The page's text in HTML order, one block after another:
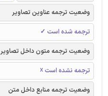
وضعیت ترجمه عناوین تصاویر
ترجمه شده است ✓
وضعیت ترجمه متون داخل تصاویر
ترجمه نشده است ☓
وضعیت ترجمه منابع داخل متن